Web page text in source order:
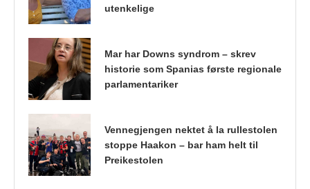
utenkelige
Mar har Downs syndrom – skrev
historie som Spanias første regionale
parlamentariker
Vennegjengen nektet å la rullestolen
stoppe Haakon – bar ham helt til
Preikestolen